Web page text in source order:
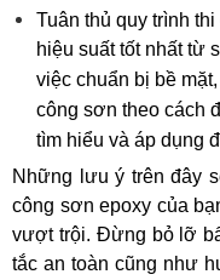
Tuân thủ quy trình
hiệu suất tốt nhất từ
việc chuẩn bị bề
công sơn theo cách
tìm hiểu và áp dụng
Những lưu ý trên đây
công sơn epoxy của
vượt trội. Đừng bỏ lỡ
tắc an toàn cũng như